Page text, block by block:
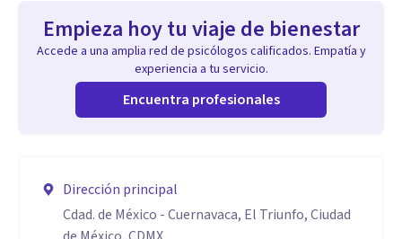
Empieza hoy tu viaje de bienestar
Accede a una amplia red de psicólogos calificados. Empatía y
experiencia a tu servicio.
Encuentra profesionales
Dirección principal
Cdad. de México - Cuernavaca, El Triunfo, Ciudad